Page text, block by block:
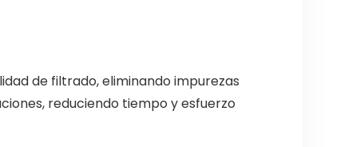
de filtrado, eliminando impurezas
reduciendo tiempo y esfuerzo